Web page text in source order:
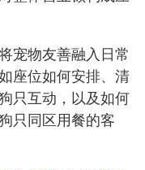
宠物友善融入日常
座位如何安排、清
只互动，以及如何
只同区用餐的客